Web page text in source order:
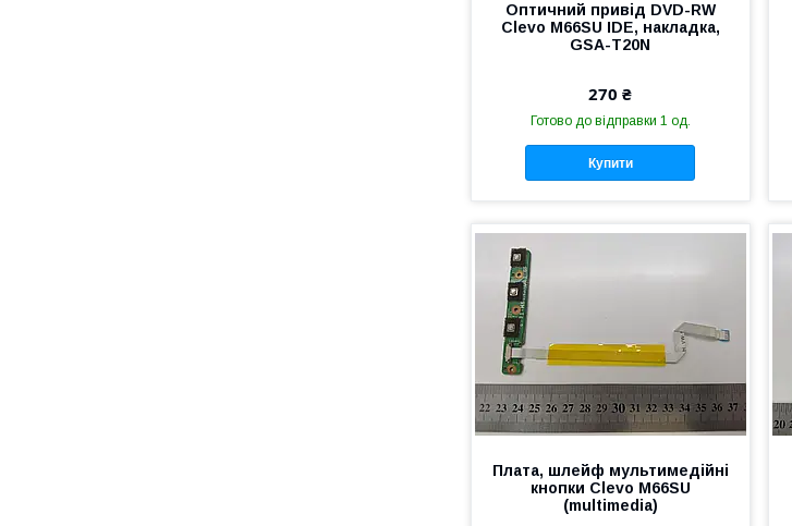
Оптичний привід DVD-RW
Clevo M66SU IDE, накладка,
GSA-T20N
270 ₴
Готово до відправки 1 од.
Купити
Плата, шлейф мультимедійні
кнопки Clevo M66SU
(multimedia)